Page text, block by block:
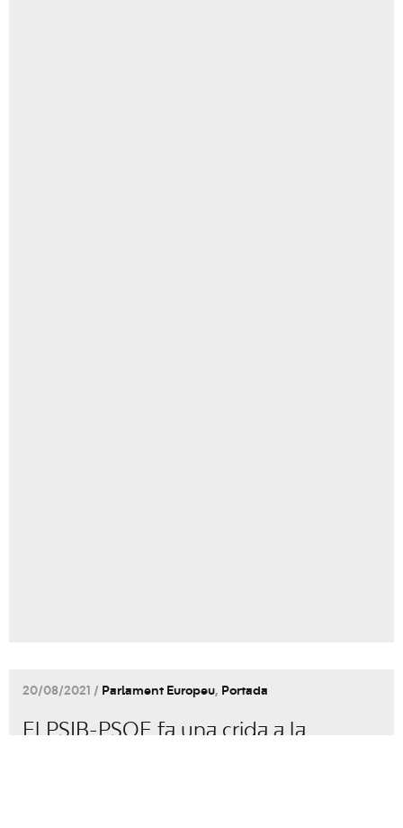
20/08/2021 / Parlament Europeu, Portada
El PSIB-PSOE fa una crida a la